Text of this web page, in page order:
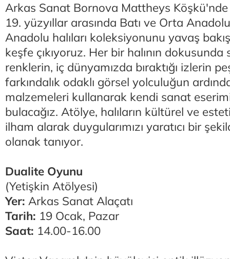
Arkas Sanat Bornova Mattheys
19. yüzyıllar arasında Batı ve Orta
Anadolu halıları koleksiyonunu yavaş
keşfe çıkıyoruz. Her bir halının dokusunda
renklerin, iç dünyamızda bıraktığı izlerin
farkındalık odaklı görsel yolculuğun
malzemeleri kullanarak kendi sanat
bulacağız. Atölye, halıların kültürel ve
ilham alarak duygularımızı yaratıcı bir
olanak tanıyor.
Dualite Oyunu
(Yetişkin Atölyesi)
Yer: Arkas Sanat Alaçatı
Tarih: 19 Ocak, Pazar
Saat: 14.00-16.00